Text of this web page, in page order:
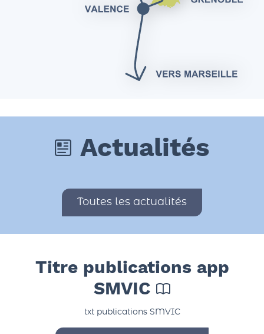
Toutes les actualités
Titre publications app
SMVIC
txt publications SMVIC